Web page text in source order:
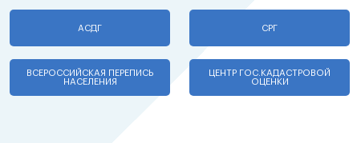
АСДГ СРГ
ВСЕРОССИЙСКАЯ ПЕРЕПИСЬ
НАСЕЛЕНИЯ
ЦЕНТР ГОС.КАДАСТРОВОЙ
ОЦЕНКИ